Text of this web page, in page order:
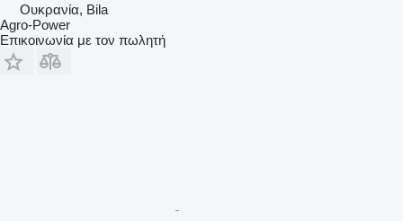
Ουκρανία, Bila
Agro-Power
Επικοινωνία με τον πωλητή